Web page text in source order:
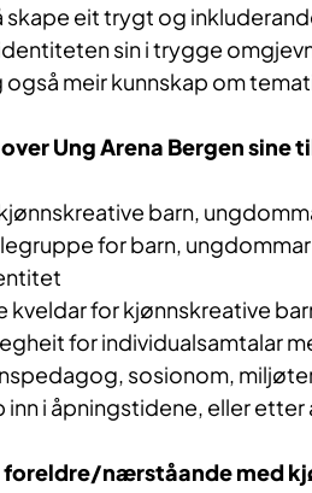
skape eit trygt og
sin i trygge
meir kunnskap om
Ung Arena Bergen sine
barn,
for barn,
kveldar for kjønnskreative
for individualsamtalar
sosionom,
inn i åpningstidene, eller etter
foreldre/nærståande med